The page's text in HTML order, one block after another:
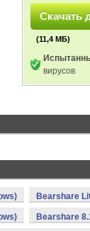
Скачать
(11,4 МБ)
вирусов
Bearshare
Bearshare